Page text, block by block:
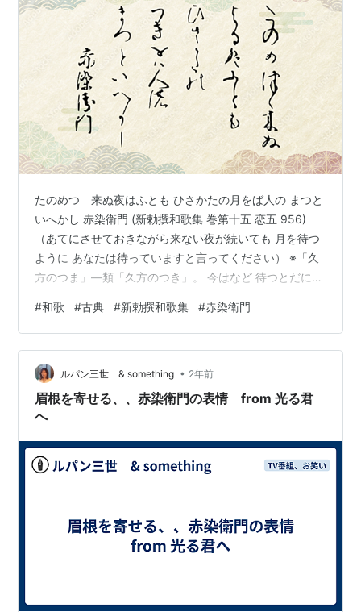
たのめつゝ来ぬ夜はふとも ひさかたの月をば人の まつと
いへかし 赤染衛門 (新勅撰和歌集 巻第十五 恋五 956)
（あてにさせておきながら来ない夜が続いても 月を待つ
ように あなたは待っていますと言ってください） ※「久
方のつま」―類「久方のつき」。 今はなど 待つとだにや
て待っていますなどと言えるでしょう あなたが訪れをあ
てにさせることが尽きないとしても） 同じ人、ある所の
五節のかしづきにおぼし移りたりしに、例の代はりてき
こえさせし （同じ人が、ある所の五節の介添え役の侍女
に心移りをなさったので、いつものように娘に代わって
申し上げさせた…
#和歌 #古典 #新勅撰和歌集 #赤染衛門
ルパン三世 & something • 2年前
眉根を寄せる、、赤染衛門の表情 from 光る君
へ